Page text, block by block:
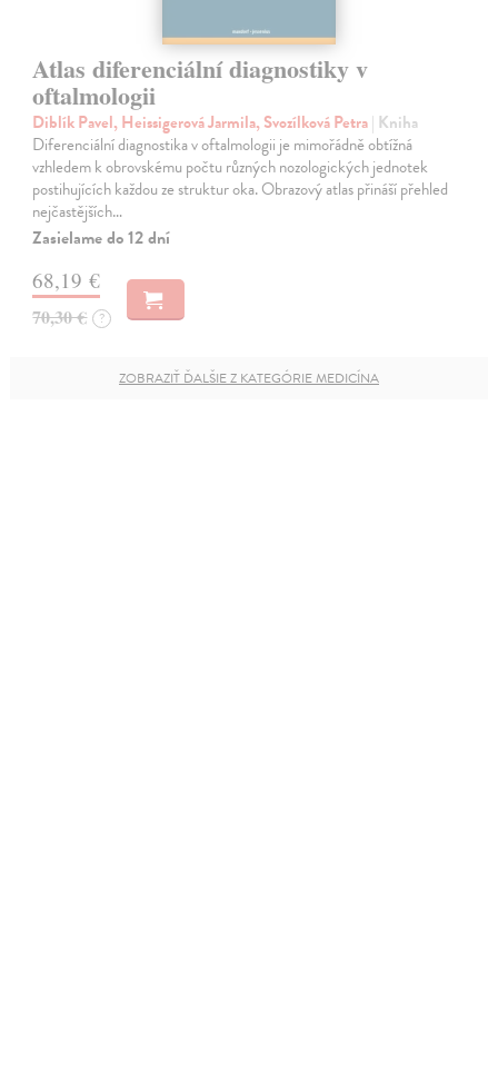
Atlas diferenciální diagnostiky v
oftalmologii
Diblík Pavel, Heissigerová Jarmila, Svozílková Petra| Kniha
Diferenciální diagnostika v oftalmologii je mimořádně obtížná
vzhledem k obrovskému počtu různých nozologických jednotek
postihujících každou ze struktur oka. Obrazový atlas přináší přehled
nejčastějších…
Zasielame do 12 dní
68,19 €
70,30 € ?
ZOBRAZIŤ ĎALŠIE Z KATEGÓRIE MEDICÍNA